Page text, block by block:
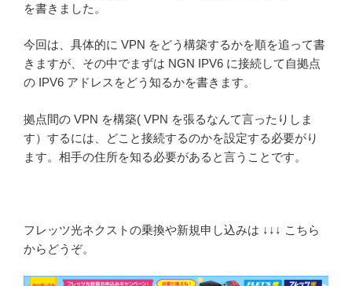
を書きました。
今回は、具体的に VPN をどう構築するかを順を追って書
きますが、その中でまずは NGN IPV6 に接続して自拠点
の IPV6 アドレスをどう知るかを書きます。
拠点間の VPN を構築( VPN を張るなんて言ったりしま
す）するには、どこと接続するのかを設定する必要がり
ます。相手の住所を知る必要があると言うことです。
フレッツ光ネクストの乗換や新規申し込みは ↓↓↓ こちら
からどうぞ。